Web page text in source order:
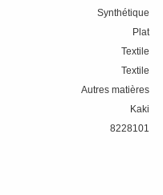
Synthétique
Plat
Textile
Textile
Autres matières
Kaki
8228101